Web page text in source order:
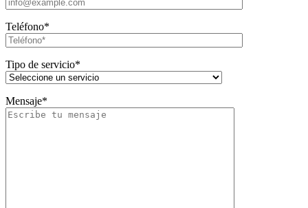
Teléfono*
Tipo de servicio*
Mensaje*